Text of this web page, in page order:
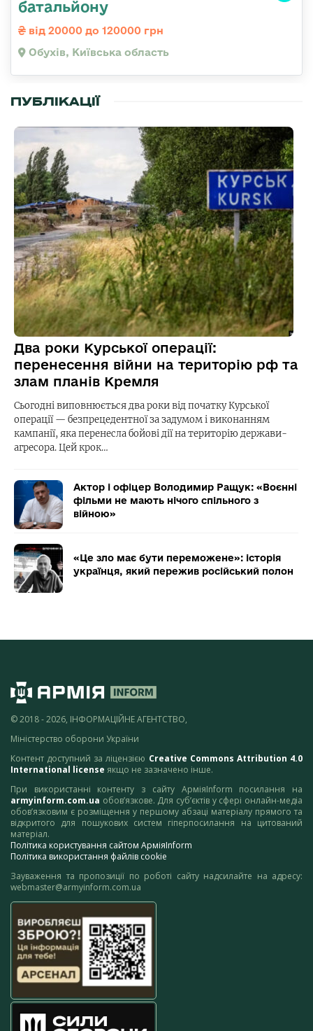
батальйону
від 20000 до 120000 грн
Обухів, Київська область
ПУБЛІКАЦІЇ
Два роки Курської операції:
перенесення війни на територію рф та
злам планів Кремля
Сьогодні виповнюється два роки від початку Курської
операції — безпрецедентної за задумом і виконанням
кампанії, яка перенесла бойові дії на територію держави-
агресора. Цей крок…
Актор і офіцер Володимир Ращук: «Воєнні
фільми не мають нічого спільного з
війною»
«Це зло має бути переможене»: історія
українця, який пережив російський полон
© 2018 - 2026, ІНФОРМАЦІЙНЕ АГЕНТСТВО,
Міністерство оборони України
Контент доступний за ліцензією Creative Commons Attribution 4.0
International license якщо не зазначено інше.
При використанні контенту з сайту АрміяInform посилання на
armyinform.com.ua обов’язкове. Для суб’єктів у сфері онлайн-медіа
обов’язковим є розміщення у першому абзаці матеріалу прямого та
відкритого для пошукових систем гіперпосилання на цитований
матеріал.
Політика користування сайтом АрміяInform
Політика використання файлів cookie
Зауваження та пропозиції по роботі сайту надсилайте на адресу:
webmaster@armyinform.com.ua